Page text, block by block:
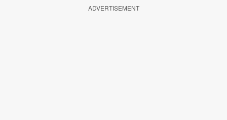
ADVERTISEMENT